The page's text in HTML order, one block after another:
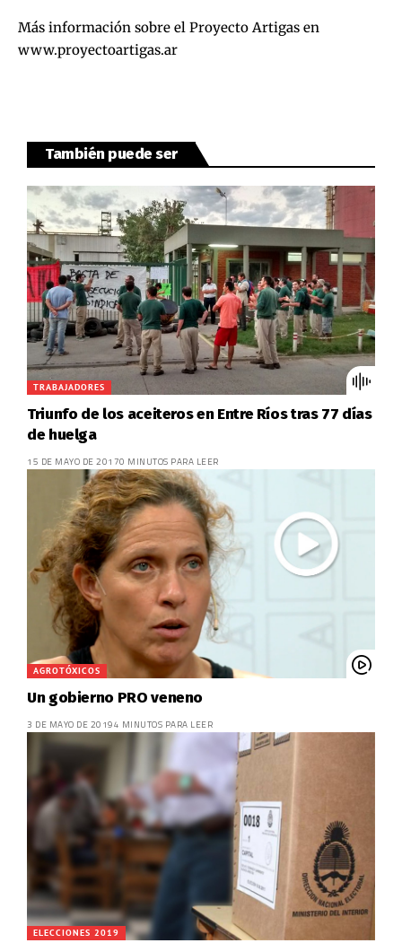
Más información sobre el Proyecto Artigas en
www.proyectoartigas.ar
También puede ser
TRABAJADORES
Triunfo de los aceiteros en Entre Ríos tras 77 días
de huelga
15 DE MAYO DE 20170 MINUTOS PARA LEER
AGROTÓXICOS
Un gobierno PRO veneno
3 DE MAYO DE 20194 MINUTOS PARA LEER
ELECCIONES 2019